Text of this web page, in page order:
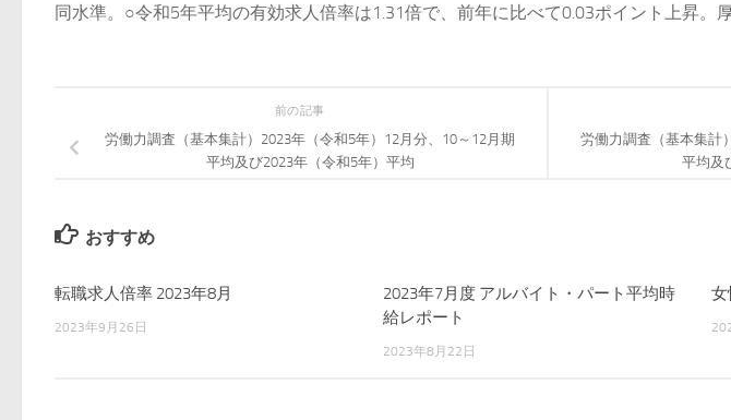
同水準。○令和5年平均の有効求人倍率は1.31倍で、前年に比べて0.03ポイント上昇。
労働力調査（基本集計
平均及
前の記事
労働力調査（基本集計）2023年（令和5年）12月分、10～12月期
平均及び2023年（令和5年）平均
おすすめ
転職求人倍率 2023年8月
2023年9月26日
2023年7月度 アルバイト・パート平均時
給レポート
2023年8月22日
女